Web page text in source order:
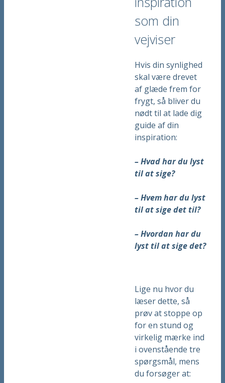
som din
vejviser
Hvis din synlighed
skal være drevet
af glæde frem for
frygt, så bliver du
nødt til at lade dig
guide af din
inspiration:
– Hvad har du lyst
til at sige?
– Hvem har du lyst
til at sige det til?
– Hvordan har du
lyst til at sige det?
Lige nu hvor du
læser dette, så
prøv at stoppe op
for en stund og
virkelig mærke ind
i ovenstående tre
spørgsmål, mens
du forsøger at: